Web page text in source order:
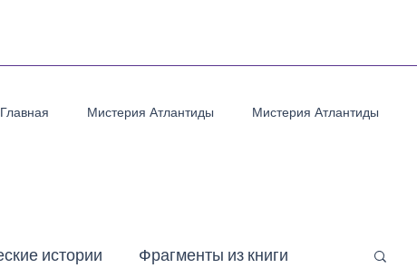
Главная Мистерия Атлантиды Мистерия Атлантиды
истории Фрагменты из книги